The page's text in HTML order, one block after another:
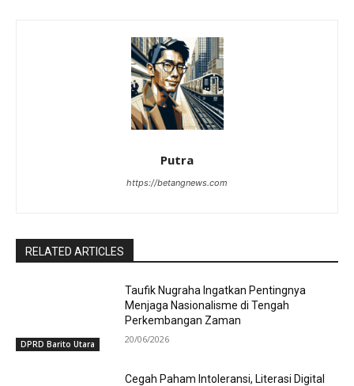
Putra
https://betangnews.com
RELATED ARTICLES
DPRD Barito Utara
Taufik Nugraha Ingatkan Pentingnya
Menjaga Nasionalisme di Tengah
Perkembangan Zaman
20/06/2026
Cegah Paham Intoleransi, Literasi Digital